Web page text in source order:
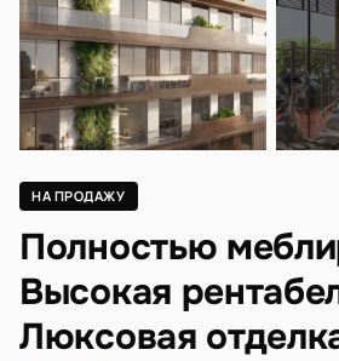
НА ПРОДАЖУ
Полностью
Высокая
Люксовая